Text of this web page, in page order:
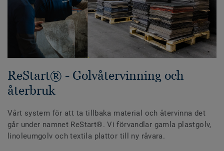
ReStart® - Golvåtervinning och
återbruk
Vårt system för att ta tillbaka material och återvinna det
går under namnet ReStart®. Vi förvandlar gamla plastgolv,
linoleumgolv och textila plattor till ny råvara.